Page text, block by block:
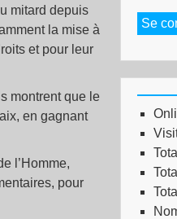
mitard depuis
la mise à
et pour leur
montrent que le
en gagnant
l’Homme,
pour
Se